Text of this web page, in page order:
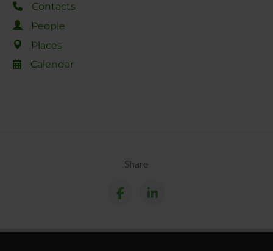
Contacts
People
Places
Calendar
Share